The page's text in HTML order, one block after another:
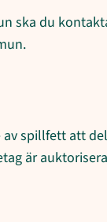
ska du
spillfett att
är